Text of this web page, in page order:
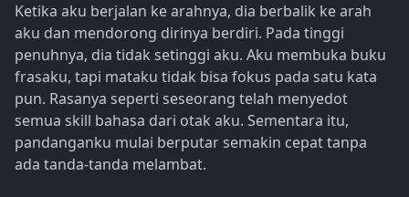
Ketika aku berjalan ke arahnya, dia berbalik ke arah
aku dan mendorong dirinya berdiri. Pada tinggi
penuhnya, dia tidak setinggi aku. Aku membuka buku
frasaku, tapi mataku tidak bisa fokus pada satu kata
pun. Rasanya seperti seseorang telah menyedot
semua skill bahasa dari otak aku. Sementara itu,
pandanganku mulai berputar semakin cepat tanpa
ada tanda-tanda melambat.